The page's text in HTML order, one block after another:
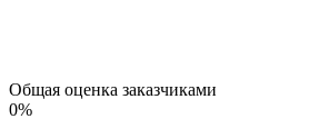
Общая оценка заказчиками
0%